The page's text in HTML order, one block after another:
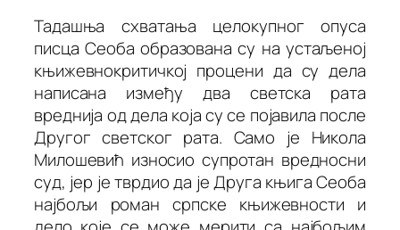
Тадашња схватања целокупног опуса
писца Сеоба образована су на устаљеној
књижевнокритичкој процени да су дела
написана између два светска рата
вреднија од дела која су се појавила после
Другог светског рата. Само је Никола
Милошевић износио супротан вредносни
суд, јер је тврдио да јеДруга књига Сеоба
најбољи роман српске књижевности и